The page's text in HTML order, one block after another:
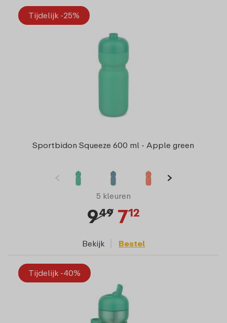
Tijdelijk -25%
Sportbidon Squeeze 600 ml - Apple green
5 kleuren
949 712
Bekijk Bestel
Tijdelijk -40%